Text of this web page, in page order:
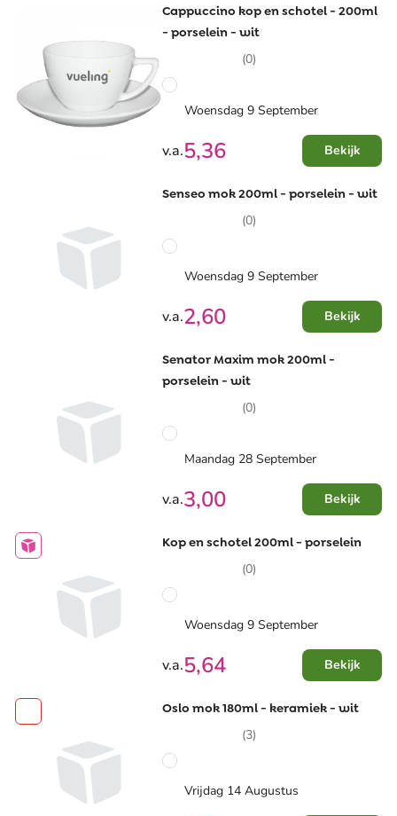
Cappuccino kop en schotel - 200ml
- porselein - wit
(0)
Woensdag 9 September
v.a.5,36 Bekijk
Senseo mok 200ml - porselein - wit
(0)
Woensdag 9 September
v.a.2,60 Bekijk
Senator Maxim mok 200ml -
porselein - wit
(0)
Maandag 28 September
v.a.3,00 Bekijk
Kop en schotel 200ml - porselein
(0)
Woensdag 9 September
v.a.5,64 Bekijk
Oslo mok 180ml - keramiek - wit
(3)
Vrijdag 14 Augustus